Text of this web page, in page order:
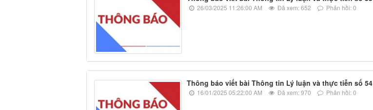
26/03/2025 11:26:00 AM Đã xem: 652 Phản hồi: 0
Thông báo viết bài Thông tin Lý luận và thực tiễn số 54
16/01/2025 05:22:00 AM Đã xem: 970 Phản hồi: 0